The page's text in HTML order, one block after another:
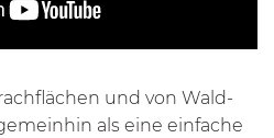
und von Wald-
als eine einfache